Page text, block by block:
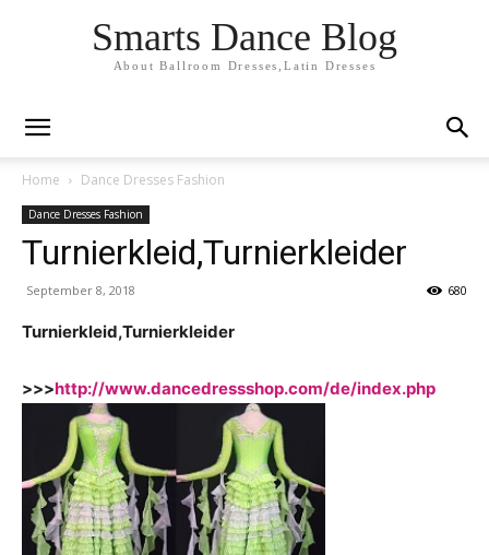
Smarts Dance Blog
About Ballroom Dresses,Latin Dresses
Home Dance Dresses Fashion
Dance Dresses Fashion
Turnierkleid,Turnierkleider
September 8, 2018 680
Turnierkleid,Turnierkleider
>>>http://www.dancedressshop.com/de/index.php